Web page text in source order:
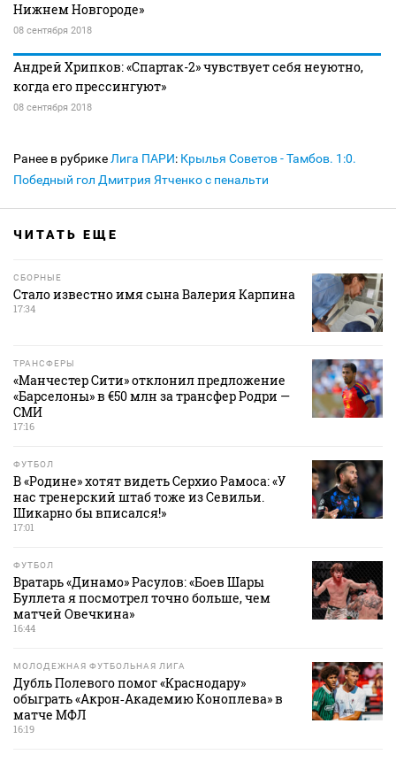
Нижнем Новгороде»
08 сентября 2018
Андрей Хрипков: «Спартак-2» чувствует себя неуютно,
когда его прессингуют»
08 сентября 2018
Ранее в рубрике Лига ПАРИ: Крылья Советов - Тамбов. 1:0.
Победный гол Дмитрия Ятченко с пенальти
ЧИТАТЬ ЕЩЕ
СБОРНЫЕ
Стало известно имя сына Валерия Карпина
17:34
ТРАНСФЕРЫ
«Манчестер Сити» отклонил предложение
«Барселоны» в €50 млн за трансфер Родри —
СМИ
17:16
ФУТБОЛ
В «Родине» хотят видеть Серхио Рамоса: «У
нас тренерский штаб тоже из Севильи.
Шикарно бы вписался!»
17:01
ФУТБОЛ
Вратарь «Динамо» Расулов: «Боев Шары
Буллета я посмотрел точно больше, чем
матчей Овечкина»
16:44
МОЛОДЕЖНАЯ ФУТБОЛЬНАЯ ЛИГА
Дубль Полевого помог «Краснодару»
обыграть «Акрон‑Академию Коноплева» в
матче МФЛ
16:19